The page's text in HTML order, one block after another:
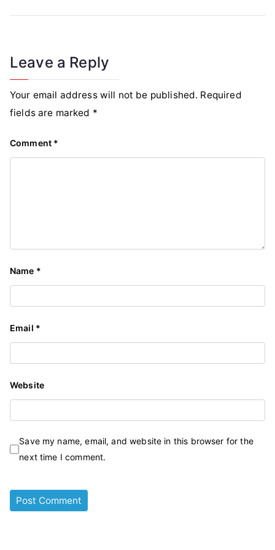
Leave a Reply
Your email address will not be published. Required
fields are marked *
Comment *
Name *
Email *
Website
Save my name, email, and website in this browser for the
next time I comment.